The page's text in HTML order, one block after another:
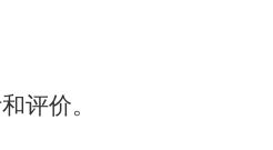
评价。